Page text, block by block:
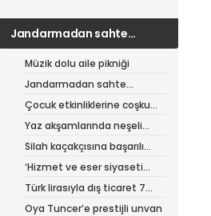
Jandarmadan sahte
çantacılara darbe
Müzik dolu aile pikniği
Jandarmadan sahte
çantacılara darbe
Çocuk etkinliklerine coşku
dolu final
Yaz akşamlarında neşeli
etkinlikler
Silah kaçakçısına başarılı
operasyon
‘Hizmet ve eser siyaseti
yapıyoruz’
Türk lirasıyla dış ticaret 7
ayda 900 milyar lirayı aştı
Oya Tuncer’e prestijli unvan